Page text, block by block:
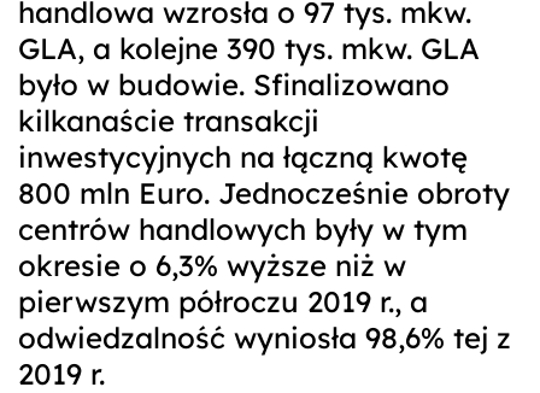
handlowa wzrosła o 97 tys. mkw.
GLA, a kolejne 390 tys. mkw. GLA
było w budowie. Sfinalizowano
kilkanaście transakcji
inwestycyjnych na łączną kwotę
800 mln Euro. Jednocześnie obroty
centrów handlowych były w tym
okresie o 6,3% wyższe niż w
pierwszym półroczu 2019 r., a
odwiedzalność wyniosła 98,6% tej z
2019 r.